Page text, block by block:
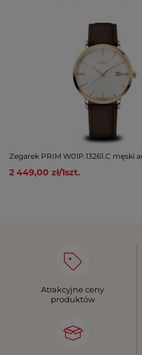
Zegarek PRIM W01P.13261.C męski
2 449,00 zł/1szt.
Atrakcyjne ceny
produktów